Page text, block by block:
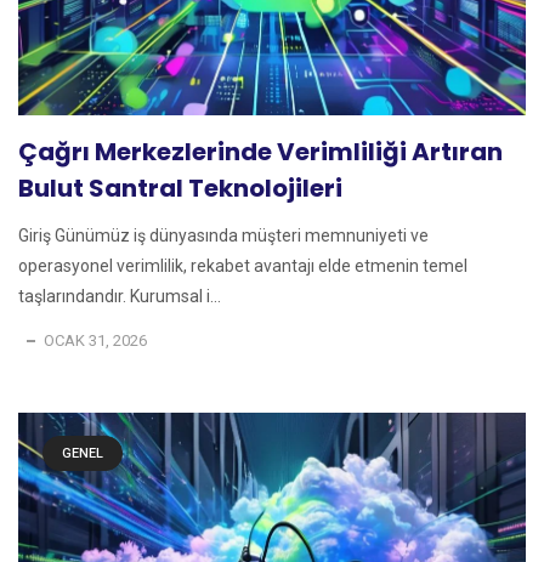
Çağrı Merkezlerinde Verimliliği Artıran
Bulut Santral Teknolojileri
Giriş Günümüz iş dünyasında müşteri memnuniyeti ve
operasyonel verimlilik, rekabet avantajı elde etmenin temel
taşlarındandır. Kurumsal i...
OCAK 31, 2026
GENEL